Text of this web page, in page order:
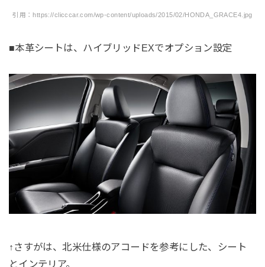
引用：https://clicccar.com/wp-content/uploads/2015/02/HONDA_GRACE4.jpg
■本革シートは、ハイブリッドEXでオプション設定
↑さすがは、北米仕様のアコードを参考にした、シート
とインテリア。